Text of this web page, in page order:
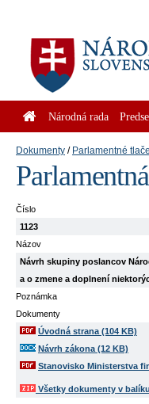
Národná rada
Dokumenty Parlamentné tlače
Číslo
1123
Názov
Návrh skupiny poslancov
a o zmene a doplnení
Poznámka
Dokumenty
Úvodná strana (104 KB)
Návrh zákona (12 KB)
Stanovisko Ministerstva
Všetky dokumenty v